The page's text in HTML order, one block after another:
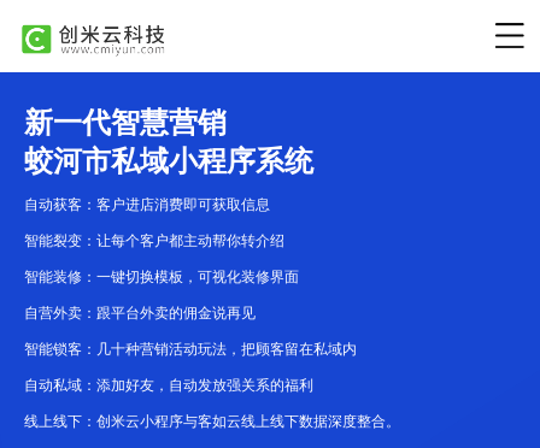
新一代智慧营销
蛟河市私域小程序系统
自动获客：客户进店消费即可获取信息
智能裂变：让每个客户都主动帮你转介绍
智能装修：一键切换模板，可视化装修界面
自营外卖：跟平台外卖的佣金说再见
智能锁客：几十种营销活动玩法，把顾客留在私域内
自动私域：添加好友，自动发放强关系的福利
线上线下：创米云小程序与客如云线上线下数据深度整合。